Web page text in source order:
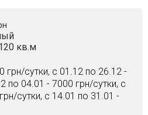
кв.м
грн/сутки, c 01.12 по 26.12 -
по 04.01 - 7000 грн/сутки, c
сутки, c 14.01 по 31.01 -